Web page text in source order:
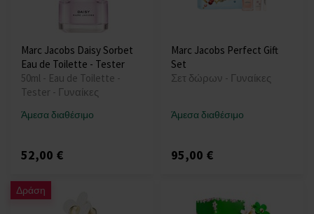
Marc Jacobs Daisy Sorbet
Eau de Toilette - Tester
50ml - Eau de Toilette -
Tester - Γυναίκες
Άμεσα διαθέσιμο
52,00 €
Marc Jacobs Perfect Gift
Set
Σετ δώρων - Γυναίκες
Άμεσα διαθέσιμο
95,00 €
Δράση